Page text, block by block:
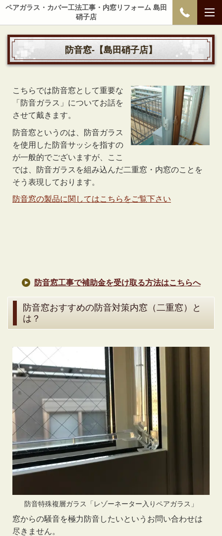
ペアガラス・カバー工法工事・内窓リフォーム 島田
硝子店
防音窓-【島田硝子店】
こちらでは防音窓として重要な
「防音ガラス」についてお話を
させて戴きます。
防音窓というのは、防音ガラス
を使用した防音サッシを指すの
が一般的でございますが、ここ
では、防音ガラスを組み込んだ二重窓・内窓のことを
そう表現しております。
防音窓の製品に関してはこちらをご覧下さい
防音窓工事で補助金を受け取る方法はこちらへ
防音窓おすすめの防音対策内窓（二重窓）と
は？
防音特殊複層ガラス「レゾーネーター入りペアガラス」
窓からの騒音を極力防音したいというお問い合わせは
尽きません。